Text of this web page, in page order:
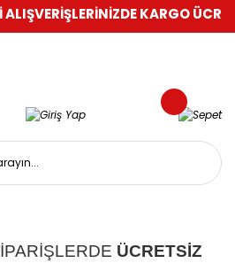
KARGO
ÜCRETSİZ